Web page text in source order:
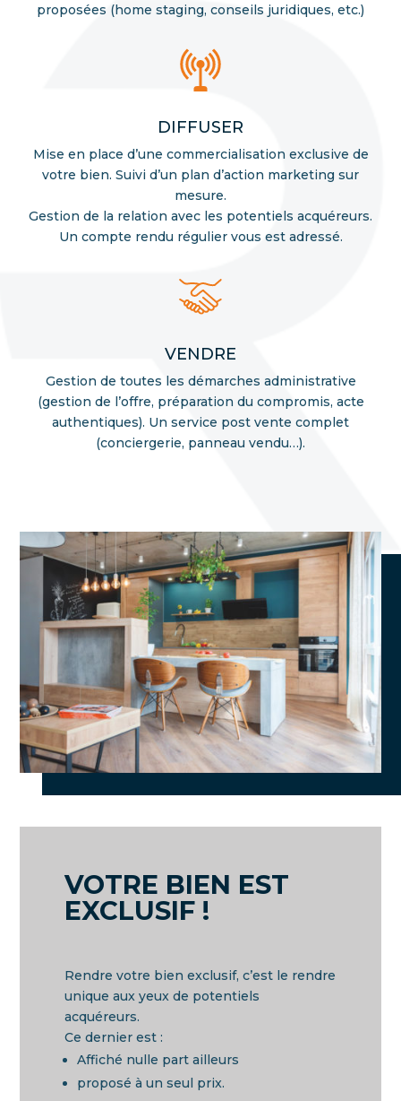
proposées (home staging, conseils juridiques, etc.)
DIFFUSER
Mise en place d’une commercialisation exclusive de
votre bien. Suivi d’un plan d’action marketing sur
mesure.
Gestion de la relation avec les potentiels acquéreurs.
Un compte rendu régulier vous est adressé.
VENDRE
Gestion de toutes les démarches administrative
(gestion de l’offre, préparation du compromis, acte
authentiques). Un service post vente complet
(conciergerie, panneau vendu…).
VOTRE BIEN EST
EXCLUSIF !
Rendre votre bien exclusif, c’est le rendre
unique aux yeux de potentiels
acquéreurs.
Ce dernier est :
Affiché nulle part ailleurs
proposé à un seul prix.